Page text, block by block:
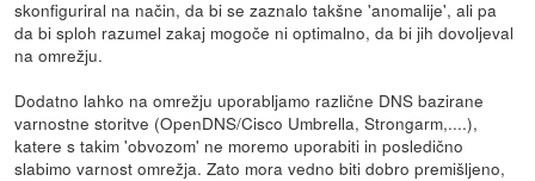
skonfiguriral na način, da bi se zaznalo takšne 'anomalije', ali pa
da bi sploh razumel zakaj mogoče ni optimalno, da bi jih dovoljeval
na omrežju.
Dodatno lahko na omrežju uporabljamo različne DNS bazirane
varnostne storitve (OpenDNS/Cisco Umbrella, Strongarm,....),
katere s takim 'obvozom' ne moremo uporabiti in posledično
slabimo varnost omrežja. Zato mora vedno biti dobro premišljeno,